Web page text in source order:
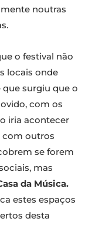
noutras
o festival não
locais onde
surgiu que o
com os
iria acontecer
com outros
se forem
mas
da Música.
estes espaços
desta